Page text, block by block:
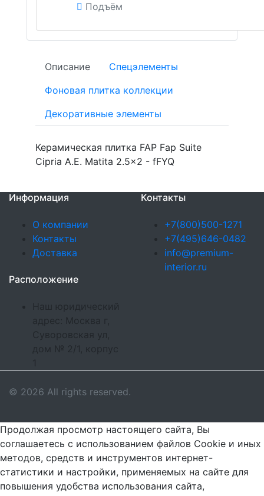
Подъём
Описание
Спецэлементы
Фоновая плитка коллекции
Декоративные элементы
Керамическая плитка FAP Fap Suite
Cipria A.E. Matita 2.5x2 - fFYQ
Информация
О компании
Контакты
Доставка
Контакты
+7(800)500-1271
+7(495)646-0482
info@premium-
interior.ru
Расположение
Наш юридический
адрес: Москва г,
Суворовская ул,
дом № 2/1, корпус
© 2026 All rights reserved.
Продолжая просмотр настоящего сайта, Вы
соглашаетесь с использованием файлов Cookie и иных
методов, средств и инструментов интернет-
статистики и настройки, применяемых на сайте для
повышения удобства использования сайта,